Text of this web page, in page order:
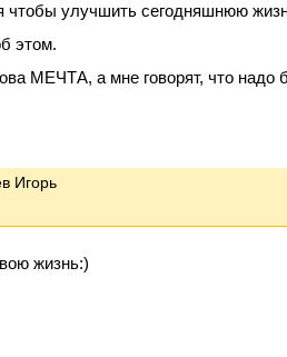
чтобы улучшить сегодняшнюю
этом.
МЕЧТА, а мне говорят, что надо
Игорь
жизнь:)